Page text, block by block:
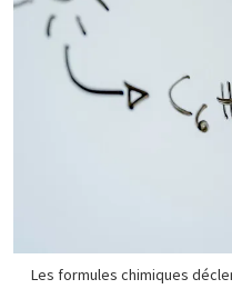
Les formules chimiques